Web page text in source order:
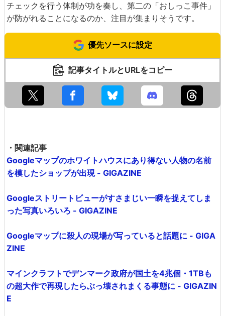
チェックを行う体制が功を奏し、第二の「おしっこ事件」
が防がれることになるのか、注目が集まりそうです。
優先ソースに設定
記事タイトルとURLをコピー
・関連記事
Googleマップのホワイトハウスにあり得ない人物の名前
を模したショップが出現 - GIGAZINE
Googleストリートビューがすさまじい一瞬を捉えてしま
った写真いろいろ - GIGAZINE
Googleマップに殺人の現場が写っていると話題に - GIGA
ZINE
マインクラフトでデンマーク政府が国土を4兆個・1TBも
の超大作で再現したらぶっ壊されまくる事態に - GIGAZIN
E